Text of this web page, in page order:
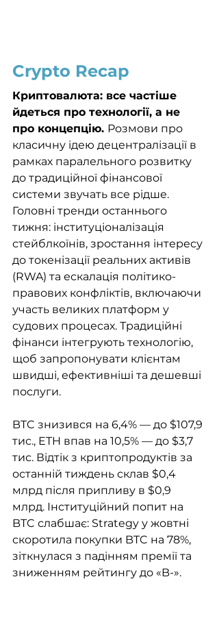
Crypto Recap
Криптовалюта: все частіше
йдеться про технології, а не
про концепцію. Розмови про
класичну ідею децентралізації в
рамках паралельного розвитку
до традиційної фінансової
системи звучать все рідше.
Головні тренди останнього
тижня: інституціоналізація
стейблкоїнів, зростання інтересу
до токенізації реальних активів
(RWA) та ескалація політико-
правових конфліктів, включаючи
участь великих платформ у
судових процесах. Традиційні
фінанси інтегрують технологію,
щоб запропонувати клієнтам
швидші, ефективніші та дешевші
послуги.
BTC знизився на 6,4% — до $107,9
тис., ETH впав на 10,5% — до $3,7
тис. Відтік з криптопродуктів за
останній тиждень склав $0,4
млрд після припливу в $0,9
млрд. Інституційний попит на
BTC слабшає: Strategy у жовтні
скоротила покупки BTC на 78%,
зіткнулася з падінням премії та
зниженням рейтингу до «B-».